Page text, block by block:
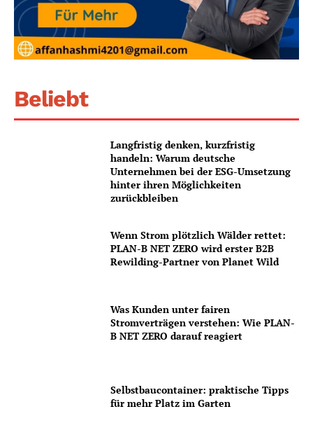
Beliebt
Langfristig denken, kurzfristig
handeln: Warum deutsche
Unternehmen bei der ESG-Umsetzung
hinter ihren Möglichkeiten
zurückbleiben
Wenn Strom plötzlich Wälder rettet:
PLAN-B NET ZERO wird erster B2B
Rewilding-Partner von Planet Wild
Was Kunden unter fairen
Stromverträgen verstehen: Wie PLAN-
B NET ZERO darauf reagiert
Selbstbaucontainer: praktische Tipps
für mehr Platz im Garten